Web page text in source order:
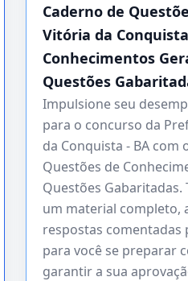
Caderno de
Vitória da
Conhecimentos
Questões
Impulsione seu
para o concurso da
da Conquista - BA com
Questões de
Questões Gabaritadas.
um material completo,
respostas comentadas
para você se preparar
garantir a sua